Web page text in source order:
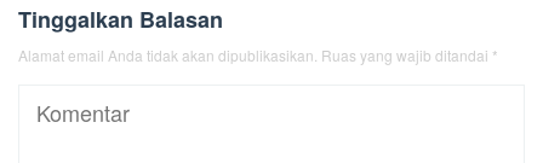
Tinggalkan Balasan
Alamat email Anda tidak akan dipublikasikan. Ruas yang wajib ditandai *